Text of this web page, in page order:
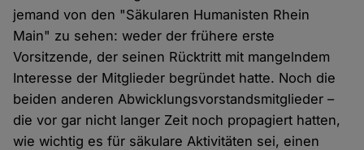
jemand von den "Säkularen Humanisten Rhein
Main" zu sehen: weder der frühere erste
Vorsitzende, der seinen Rücktritt mit mangelndem
Interesse der Mitglieder begründet hatte. Noch die
beiden anderen Abwicklungsvorstandsmitglieder –
die vor gar nicht langer Zeit noch propagiert hatten,
wie wichtig es für säkulare Aktivitäten sei, einen